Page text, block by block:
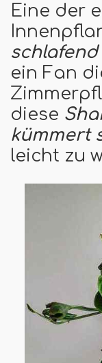
Eine der
schlafend
ein Fan
diese
kümmert
leicht zu